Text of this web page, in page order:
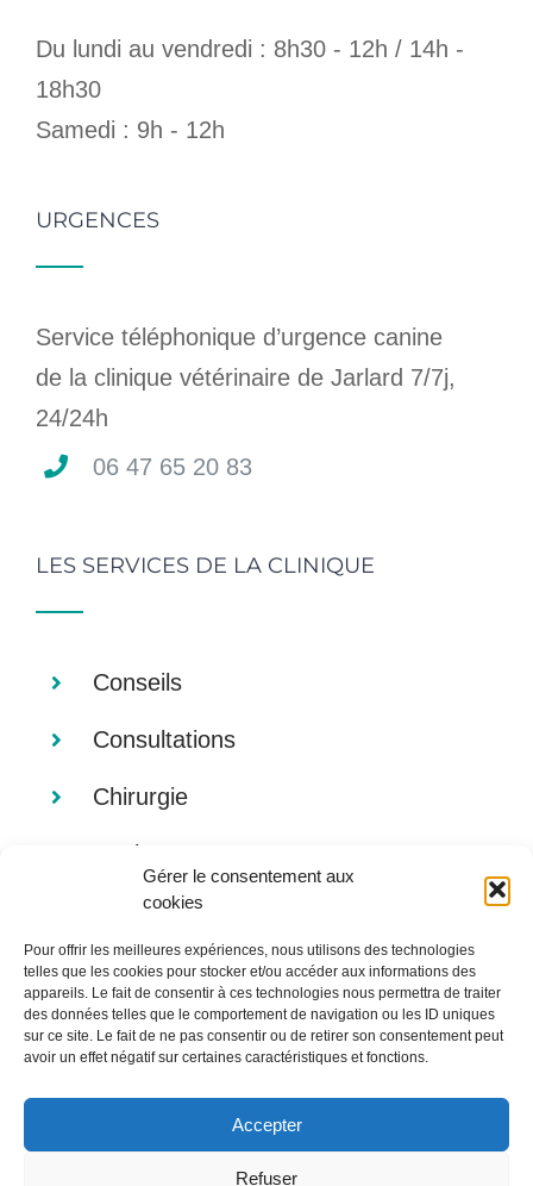
Gérer le consentement aux
cookies
Pour offrir les meilleures expériences, nous utilisons des technologies
telles que les cookies pour stocker et/ou accéder aux informations des
appareils. Le fait de consentir à ces technologies nous permettra de traiter
des données telles que le comportement de navigation ou les ID uniques
sur ce site. Le fait de ne pas consentir ou de retirer son consentement peut
avoir un effet négatif sur certaines caractéristiques et fonctions.
Accepter
Refuser
Du lundi au vendredi : 8h30 - 12h / 14h -
18h30
Samedi : 9h - 12h
URGENCES
Service téléphonique d’urgence canine
de la clinique vétérinaire de Jarlard 7/7j,
24/24h
06 47 65 20 83
LES SERVICES DE LA CLINIQUE
Conseils
Consultations
Chirurgie
Analyses
Imagerie
Alimentation